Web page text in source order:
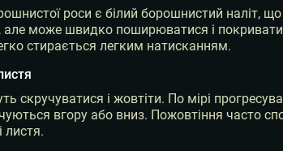
роси є білий борошнистий наліт, що
може швидко поширюватися і покривати
стирається легким натисканням.
скручуватися і жовтіти. По мірі
вгору або вниз. Пожовтіння часто
листя.